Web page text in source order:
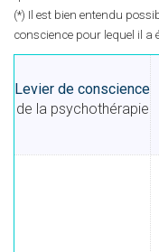
(*) Il est bien entendu
conscience pour lequel il a
Levier de conscience
de la psychothérapie